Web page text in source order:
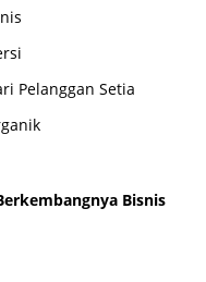
Pelanggan Setia
Bisnis